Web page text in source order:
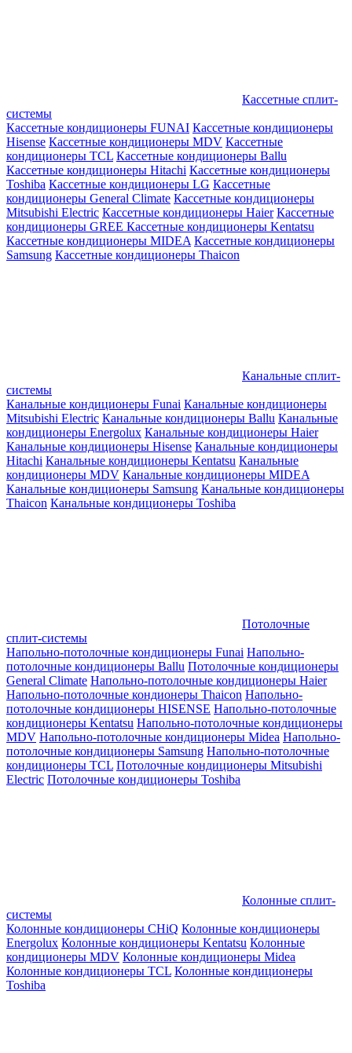
Кассетные сплит-
системы
Кассетные кондиционеры FUNAI Кассетные кондиционеры
Hisense Кассетные кондиционеры MDV Кассетные
кондиционеры TCL Кассетные кондиционеры Ballu
Кассетные кондиционеры Hitachi Кассетные кондиционеры
Toshiba Кассетные кондиционеры LG Кассетные
кондиционеры General Climate Кассетные кондиционеры
Mitsubishi Electric Кассетные кондиционеры Haier Кассетные
кондиционеры GREE Кассетные кондиционеры Kentatsu
Кассетные кондиционеры MIDEA Кассетные кондиционеры
Samsung Кассетные кондиционеры Thaicon
Канальные сплит-
системы
Канальные кондиционеры Funai Канальные кондиционеры
Mitsubishi Electric Канальные кондиционеры Ballu Канальные
кондиционеры Energolux Канальные кондиционеры Haier
Канальные кондиционеры Hisense Канальные кондиционеры
Hitachi Канальные кондиционеры Kentatsu Канальные
кондиционеры MDV Канальные кондиционеры MIDEA
Канальные кондиционеры Samsung Канальные кондиционеры
Thaicon Канальные кондиционеры Toshiba
Потолочные
сплит-системы
Напольно-потолочные кондиционеры Funai Напольно-
потолочные кондиционеры Ballu Потолочные кондиционеры
General Climate Напольно-потолочные кондиционеры Haier
Напольно-потолочные кондионеры Thaicon Напольно-
потолочные кондиционеры HISENSE Напольно-потолочные
кондиционеры Kentatsu Напольно-потолочные кондиционеры
MDV Напольно-потолочные кондиционеры Midea Напольно-
потолочные кондиционеры Samsung Напольно-потолочные
кондиционеры TCL Потолочные кондиционеры Mitsubishi
Electric Потолочные кондиционеры Toshiba
Колонные сплит-
системы
Колонные кондиционеры CHiQ Колонные кондиционеры
Energolux Колонные кондиционеры Kentatsu Колонные
кондиционеры MDV Колонные кондиционеры Midea
Колонные кондиционеры TCL Колонные кондиционеры
Toshiba